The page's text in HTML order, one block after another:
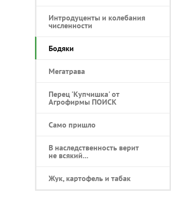
Интродуценты и колебания
численности
Бодяки
Мегатрава
Перец 'Купчишка' от
Агрофирмы ПОИСК
Само пришло
В наследственность верит
не всякий...
Жук, картофель и табак